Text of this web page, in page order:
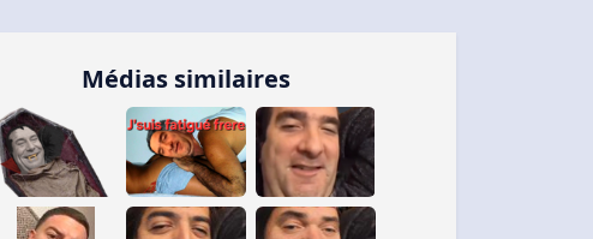
Médias similaires